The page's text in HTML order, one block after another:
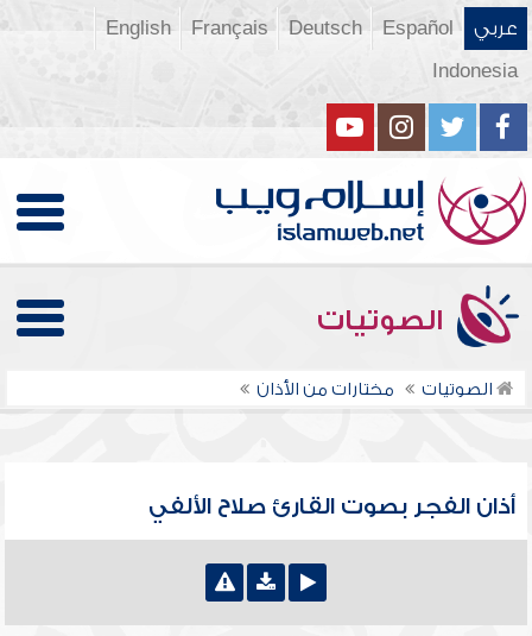
عربي Español
Deutsch
Français
English
Indonesia
الصوتيات
الصوتيات مختارات من الأذان
أذان الفجر بصوت القارئ صلاح الألفي